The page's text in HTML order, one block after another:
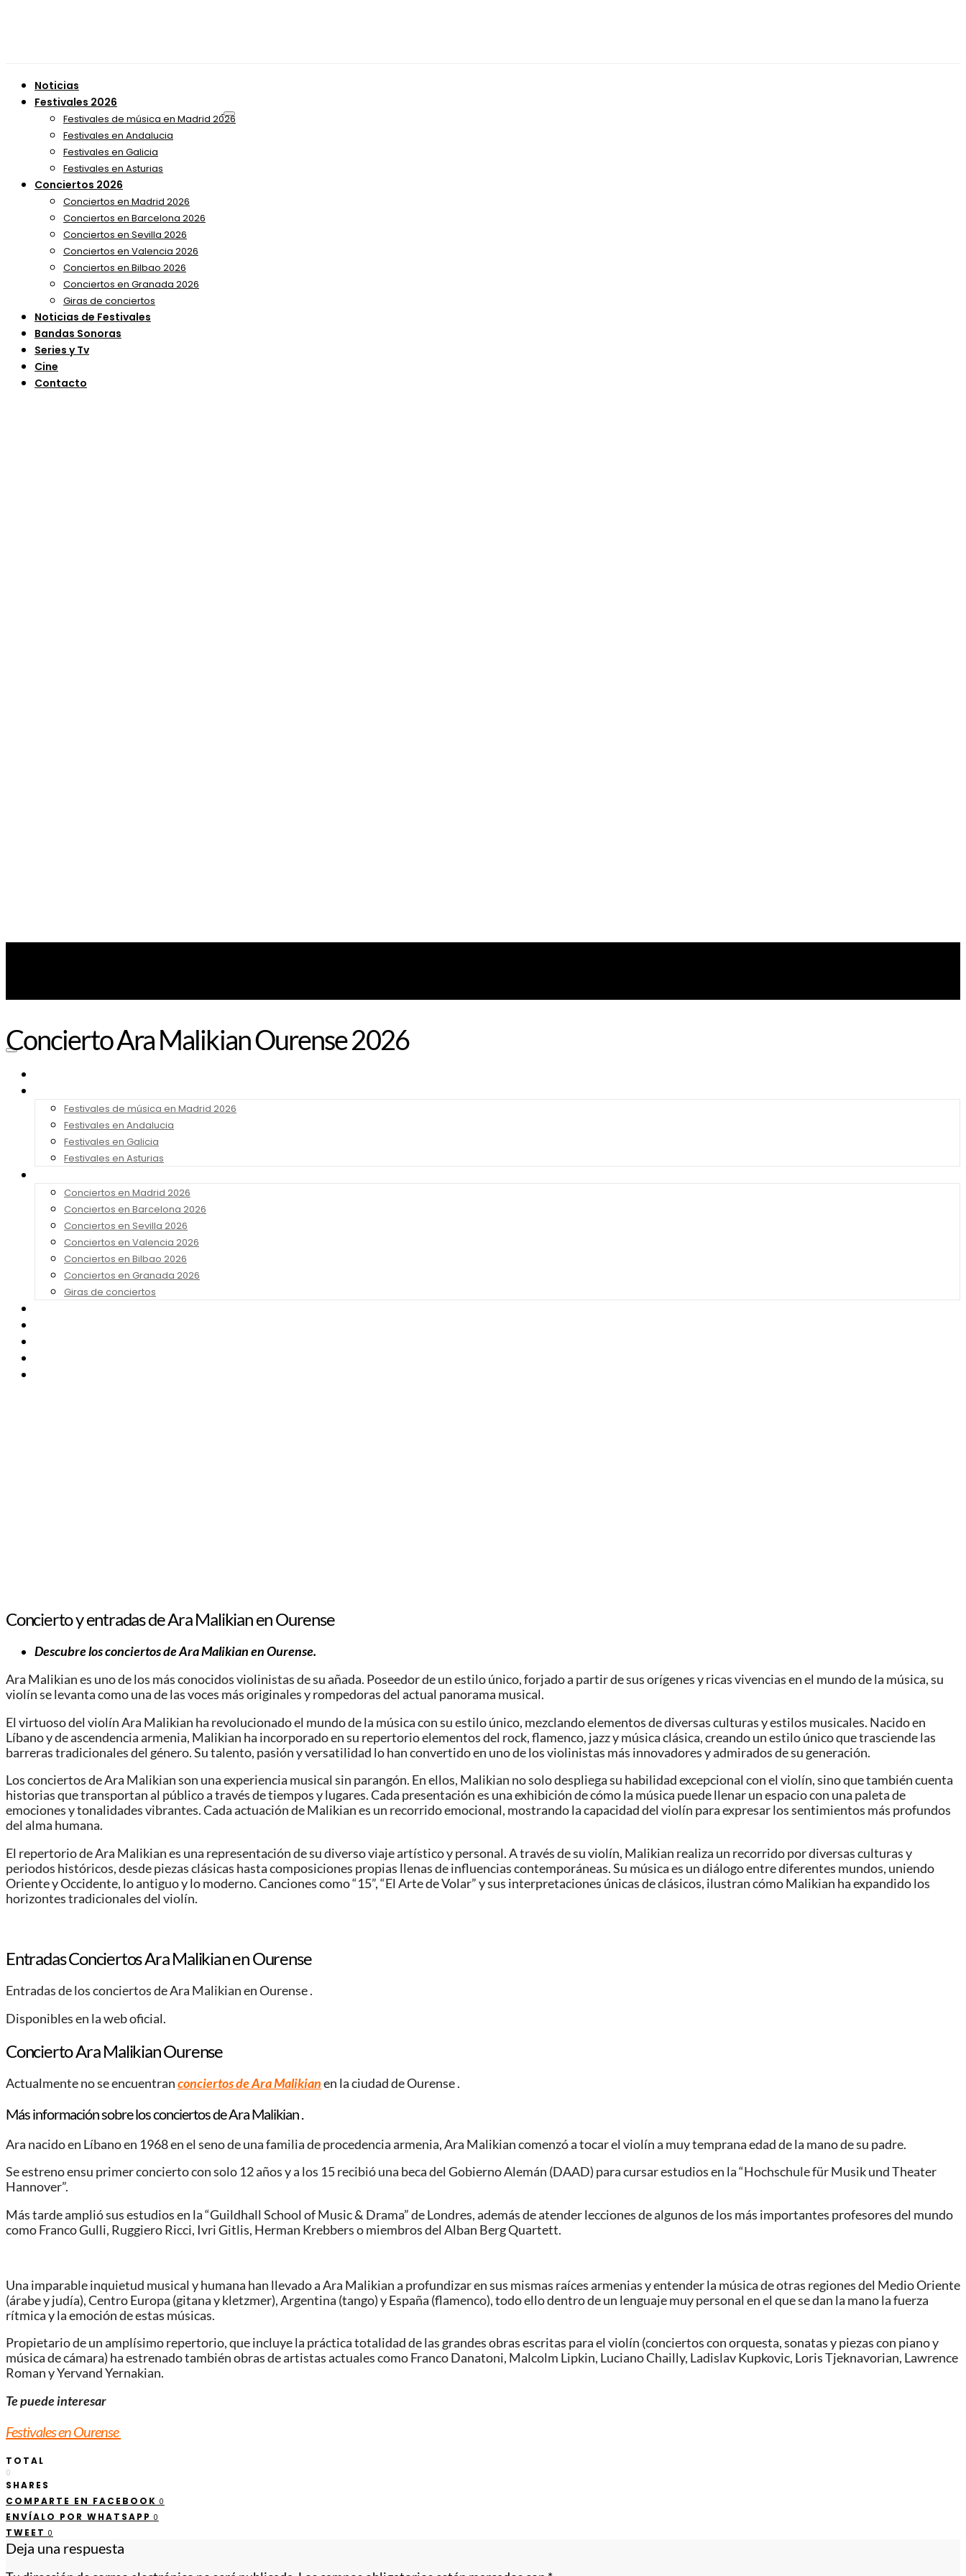
Noticias
Festivales 2026
Festivales de música en Madrid 2026
Festivales en Andalucia
Festivales en Galicia
Festivales en Asturias
Conciertos 2026
Conciertos en Madrid 2026
Conciertos en Barcelona 2026
Conciertos en Sevilla 2026
Conciertos en Valencia 2026
Conciertos en Bilbao 2026
Conciertos en Granada 2026
Giras de conciertos
Noticias de Festivales
Bandas Sonoras
Series y Tv
Cine
Contacto
Festivales de música en Madrid 2026
Festivales en Andalucia
Festivales en Galicia
Festivales en Asturias
Conciertos en Madrid 2026
Conciertos en Barcelona 2026
Conciertos en Sevilla 2026
Conciertos en Valencia 2026
Conciertos en Bilbao 2026
Conciertos en Granada 2026
Giras de conciertos
Concierto Ara Malikian Ourense 2026
Concierto y entradas de Ara Malikian en Ourense
Descubre los conciertos de Ara Malikian en Ourense.
Ara Malikian es uno de los más conocidos violinistas de su añada. Poseedor de un estilo único, forjado a partir de sus orígenes y ricas vivencias en el mundo de la música, su
violín se levanta como una de las voces más originales y rompedoras del actual panorama musical.
El virtuoso del violín Ara Malikian ha revolucionado el mundo de la música con su estilo único, mezclando elementos de diversas culturas y estilos musicales. Nacido en
Líbano y de ascendencia armenia, Malikian ha incorporado en su repertorio elementos del rock, flamenco, jazz y música clásica, creando un estilo único que trasciende las
barreras tradicionales del género. Su talento, pasión y versatilidad lo han convertido en uno de los violinistas más innovadores y admirados de su generación.
Los conciertos de Ara Malikian son una experiencia musical sin parangón. En ellos, Malikian no solo despliega su habilidad excepcional con el violín, sino que también cuenta
historias que transportan al público a través de tiempos y lugares. Cada presentación es una exhibición de cómo la música puede llenar un espacio con una paleta de
emociones y tonalidades vibrantes. Cada actuación de Malikian es un recorrido emocional, mostrando la capacidad del violín para expresar los sentimientos más profundos
del alma humana.
El repertorio de Ara Malikian es una representación de su diverso viaje artístico y personal. A través de su violín, Malikian realiza un recorrido por diversas culturas y
periodos históricos, desde piezas clásicas hasta composiciones propias llenas de influencias contemporáneas. Su música es un diálogo entre diferentes mundos, uniendo
Oriente y Occidente, lo antiguo y lo moderno. Canciones como “15”, “El Arte de Volar” y sus interpretaciones únicas de clásicos, ilustran cómo Malikian ha expandido los
horizontes tradicionales del violín.
Entradas Conciertos Ara Malikian en Ourense
Entradas de los conciertos de Ara Malikian en Ourense .
Disponibles en la web oficial.
Concierto Ara Malikian Ourense
Actualmente no se encuentranconciertos de Ara Malikianen la ciudad de Ourense .
Más información sobre los conciertos de Ara Malikian .
Ara nacido en Líbano en 1968 en el seno de una familia de procedencia armenia, Ara Malikian comenzó a tocar el violín a muy temprana edad de la mano de su padre.
Se estreno ensu primer concierto con solo 12 años y a los 15 recibió una beca del Gobierno Alemán (DAAD) para cursar estudios en la “Hochschule für Musik und Theater
Hannover”.
Más tarde amplió sus estudios en la “Guildhall School of Music & Drama” de Londres, además de atender lecciones de algunos de los más importantes profesores del mundo
como Franco Gulli, Ruggiero Ricci, Ivri Gitlis, Herman Krebbers o miembros del Alban Berg Quartett.
Una imparable inquietud musical y humana han llevado a Ara Malikian a profundizar en sus mismas raíces armenias y entender la música de otras regiones del Medio Oriente
(árabe y judía), Centro Europa (gitana y kletzmer), Argentina (tango) y España (flamenco), todo ello dentro de un lenguaje muy personal en el que se dan la mano la fuerza
rítmica y la emoción de estas músicas.
Propietario de un amplísimo repertorio, que incluye la práctica totalidad de las grandes obras escritas para el violín (conciertos con orquesta, sonatas y piezas con piano y
música de cámara) ha estrenado también obras de artistas actuales como Franco Danatoni, Malcolm Lipkin, Luciano Chailly, Ladislav Kupkovic, Loris Tjeknavorian, Lawrence
Roman y Yervand Yernakian.
Te puede interesar
Festivales en Ourense
TOTAL
0
SHARES
COMPARTE EN FACEBOOK 0
ENVÍALO POR WHATSAPP 0
TWEET 0
Deja una respuesta